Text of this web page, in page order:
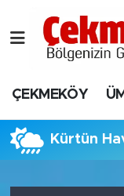
ÇEKMEKÖY
Kürtün
Nöbetçi
Hava
Namaz